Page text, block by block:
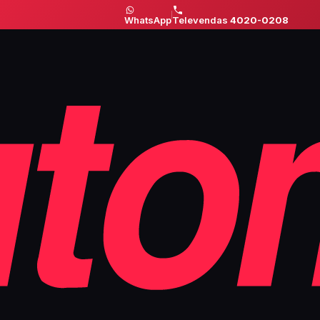
WhatsAppTelevendas 4020-0208